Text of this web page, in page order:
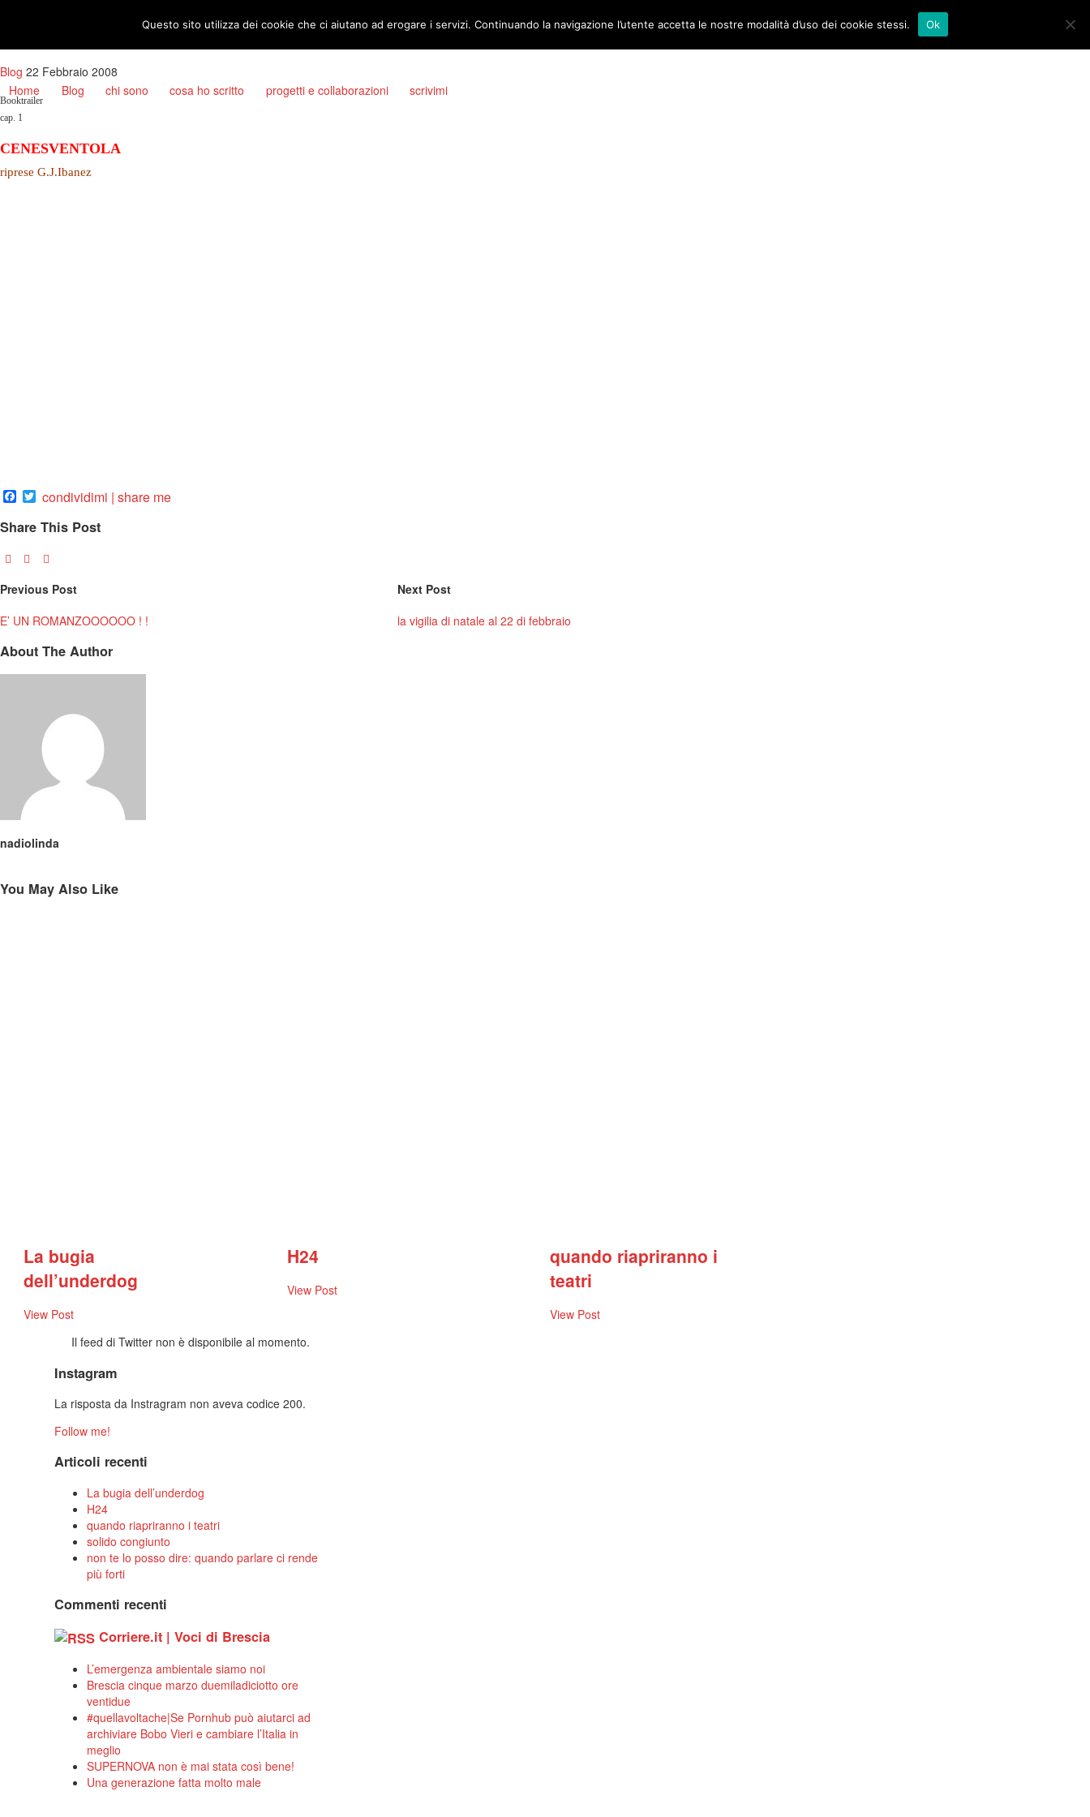
Home Blog chi sono cosa ho scritto progetti e collaborazioni scrivimi
Booktrailer – Cenesventola
Blog 22 Febbraio 2008
Booktrailer
cap. 1
CENESVENTOLA
riprese G.J.Ibanez
Facebook
Twitter
condividimi | share me
Share This Post
Previous Post
E’ UN ROMANZOOOOOO ! !
Next Post
la vigilia di natale al 22 di febbraio
About The Author
nadiolinda
You May Also Like
La bugia
dell’underdog
View Post
H24
View Post
quando riapriranno i
teatri
View Post
Il feed di Twitter non è disponibile al momento.
Instagram
La risposta da Instragram non aveva codice 200.
Follow me!
Articoli recenti
La bugia dell’underdog
H24
quando riapriranno i teatri
solido congiunto
non te lo posso dire: quando parlare ci rende
più forti
Commenti recenti
Corriere.it | Voci di Brescia
L’emergenza ambientale siamo noi
Brescia cinque marzo duemiladiciotto ore
ventidue
#quellavoltache|Se Pornhub può aiutarci ad
archiviare Bobo Vieri e cambiare l’Italia in
meglio
SUPERNOVA non è mai stata così bene!
Una generazione fatta molto male
Questo sito utilizza dei cookie che ci aiutano ad erogare i servizi. Continuando la navigazione l’utente accetta le nostre modalità d’uso dei cookie stessi. Ok